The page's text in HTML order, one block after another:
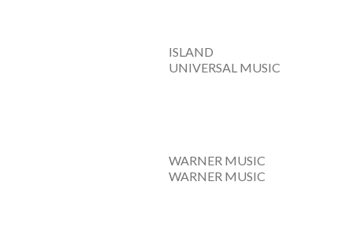
ISLAND
UNIVERSAL MUSIC
WARNER MUSIC
WARNER MUSIC